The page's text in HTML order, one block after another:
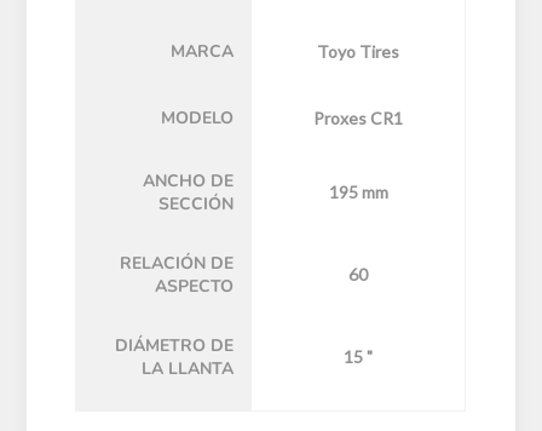
MARCA Toyo Tires
MODELO Proxes CR1
ANCHO DE
SECCIÓN
195 mm
RELACIÓN DE
ASPECTO
60
DIÁMETRO DE
LA LLANTA
15 "